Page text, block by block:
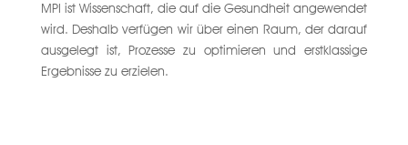
MPI ist Wissenschaft, die auf die Gesundheit angewendet
wird. Deshalb verfügen wir über einen Raum, der darauf
ausgelegt ist, Prozesse zu optimieren und erstklassige
Ergebnisse zu erzielen.